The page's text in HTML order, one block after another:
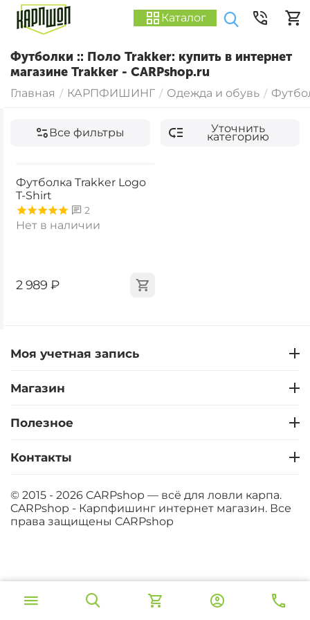
Каталог
Футболки :: Поло Trakker: купить в интернет
магазине Trakker - CARPshop.ru
Главная / КАРПФИШИНГ / Одежда и обувь /
Все фильтры Уточнить
категорию
Футболка Trakker Logo
T-Shirt
2
Нет в наличии
‍2 989‍ ₽
Моя учетная запись
Магазин
Полезное
Контакты
© 2015 - 2026 CARPshop — всё для ловли карпа.
CARPshop - Карпфишинг интернет магазин. Все
права защищены CARPshop